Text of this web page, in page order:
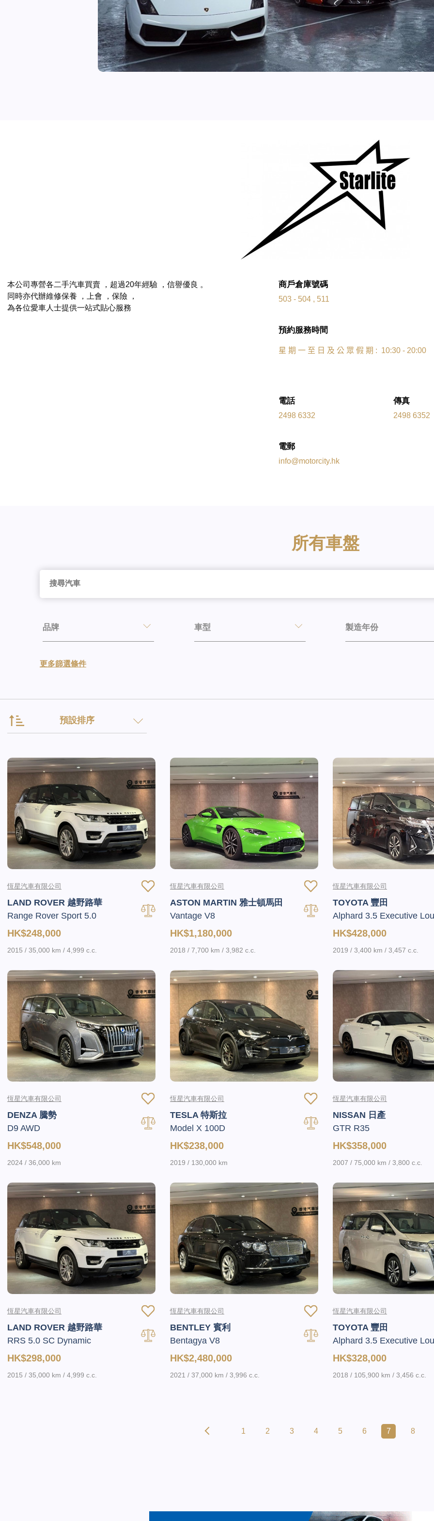
本公司專營各二手汽車買賣 ，超過20年經驗 ，信譽優良 。
同時亦代辦維修保養 ，上會 ，保險 ，
為各位愛車人士提供一站式貼心服務
商戶倉庫號碼
503 - 504 , 511
預約服務時間
星 期 一 至 日 及 公 眾 假 期 : 10:30 - 20:00
電話
2498 6332
傳真
2498 6352
電郵
info@motorcity.hk
所有車盤
品牌 車型 製造年份
更多篩選條件
預設排序
恆星汽車有限公司
LAND ROVER 越野路華
Range Rover Sport 5.0
HK$248,000
2015 / 35,000 km / 4,999 c.c.
恆星汽車有限公司
ASTON MARTIN 雅士頓馬田
Vantage V8
HK$1,180,000
2018 / 7,700 km / 3,982 c.c.
恆星汽車有限公司
TOYOTA 豐田
Alphard 3.5 Executive
HK$428,000
2019 / 3,400 km / 3,457 c.c.
恆星汽車有限公司
DENZA 騰勢
D9 AWD
HK$548,000
2024 / 36,000 km
恆星汽車有限公司
TESLA 特斯拉
Model X 100D
HK$238,000
2019 / 130,000 km
恆星汽車有限公司
NISSAN 日產
GTR R35
HK$358,000
2007 / 75,000 km / 3,800 c.c.
恆星汽車有限公司
LAND ROVER 越野路華
RRS 5.0 SC Dynamic
HK$298,000
2015 / 35,000 km / 4,999 c.c.
恆星汽車有限公司
BENTLEY 賓利
Bentagya V8
HK$2,480,000
2021 / 37,000 km / 3,996 c.c.
恆星汽車有限公司
TOYOTA 豐田
Alphard 3.5 Executive
HK$328,000
2018 / 105,900 km / 3,456 c.c.
1 2 3 4 5 6 7 8